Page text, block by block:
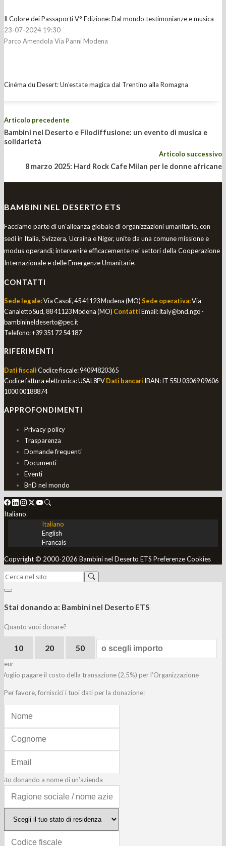
Il Colore dei Passaporti V° Edizione: Dal mondo testimonianze e musica
23-07-2024 19:30
Parco Amendola Via Panni Modena
Cinéma du Desert: Un’estate magica dal Trentino alla Romagna
Articolo precedente
Bambini nel Deserto e Filodiffusione: un evento di musica e
solidarietà
Articolo successivo
8 marzo 2025: Hard Rock Cafe Milan per le donne africane
BAMBINI NEL DESERTO ETS
Facciamo parte di un'alleanza globale di organizzazioni umanitarie, con
sedi in Italia, Svizzera, Ucraina e Niger, unite da una comune missione e
modus operandi; intervenire efficacemente nei settori della Cooperazione
Internazionale e delle Emergenze Umanitarie.
CONTATTI
Sede legale:Via Casoli, 45 41123 Modena (MO)Sede operativa:Via
Canaletto Sud, 88 41123 Modena (MO) ContattiEmail:italy@bnd.ngo -
bambinineldeserto@pec.it
Telefono:+39 351 72 54 187
RIFERIMENTI
Dati fiscaliCodice fiscale: 94094820365
Codice fattura elettronica: USAL8PVDati bancari IBAN: IT 55U 03069 09606
1000 00188874
APPROFONDIMENTI
Privacy policy
Trasparenza
Domande frequenti
Documenti
Eventi
BnD nel mondo
Italiano
Italiano
English
Francais
Copyright © 2000-2026 Bambini nel Deserto ETS Preferenze Cookies
Stai donando a: Bambini nel Deserto ETS
Quanto vuoi donare?
10 20 50
eur
Voglio pagare il costo della transazione (2,5%) per l’Organizzazione
Per favore, forniscici i tuoi dati per la donazione:
Sto donando a nome di un’azienda